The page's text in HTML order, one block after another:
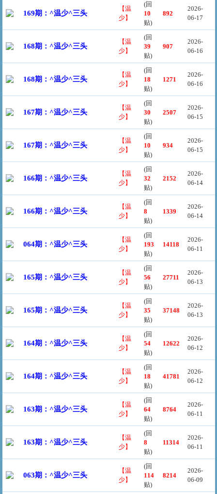
169期：^温少^三头
【温
少】
(回
10
贴)
892
2026-
06-17
168期：^温少^三头
【温
少】
(回
39
贴)
907
2026-
06-16
168期：^温少^三头
【温
少】
(回
18
贴)
1271
2026-
06-16
167期：^温少^三头
【温
少】
(回
30
贴)
2507
2026-
06-15
167期：^温少^三头
【温
少】
(回
10
贴)
934
2026-
06-15
166期：^温少^三头
【温
少】
(回
32
贴)
2152
2026-
06-14
166期：^温少^三头
【温
少】
(回
8
贴)
1339
2026-
06-14
064期：^温少^三头
【温
少】
(回
193
贴)
14118
2026-
06-11
165期：^温少^三头
【温
少】
(回
56
贴)
27711
2026-
06-13
165期：^温少^三头
【温
少】
(回
35
贴)
37148
2026-
06-13
164期：^温少^三头
【温
少】
(回
54
贴)
12622
2026-
06-12
164期：^温少^三头
【温
少】
(回
18
贴)
41781
2026-
06-12
163期：^温少^三头
【温
少】
(回
64
贴)
8764
2026-
06-11
163期：^温少^三头
【温
少】
(回
8
贴)
11314
2026-
06-11
063期：^温少^三头
【温
少】
(回
114
贴)
8214
2026-
06-09